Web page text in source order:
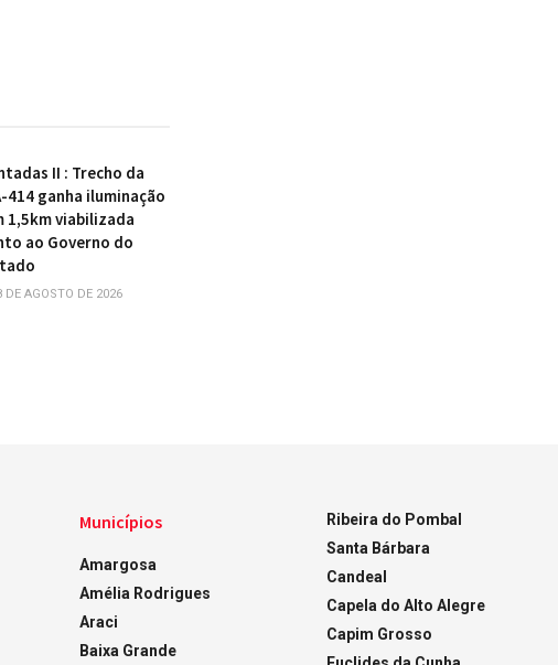
II : Trecho da
414 ganha iluminação
1,5km viabilizada
ao Governo do
DE AGOSTO DE 2026
Municípios
Amargosa
Amélia Rodrigues
Araci
Baixa Grande
Ribeira do Pombal
Santa Bárbara
Candeal
Capela do Alto Alegre
Capim Grosso